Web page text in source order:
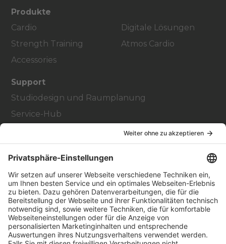
Produkte
Cardio
Strength Training
Accessories
Digitale Lösungen
Atmos Cardio
Support
Studiodesign und Raumplanung
Service-Hub
Vertriebspartner finden
Stores Finden
Rechtlich
Zugänglichkeit
Careers